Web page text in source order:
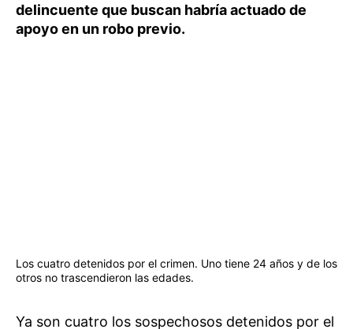
delincuente que buscan habría actuado de
apoyo en un robo previo.
Los cuatro detenidos por el crimen. Uno tiene 24 años y de los
otros no trascendieron las edades.
Ya son cuatro los sospechosos detenidos por el